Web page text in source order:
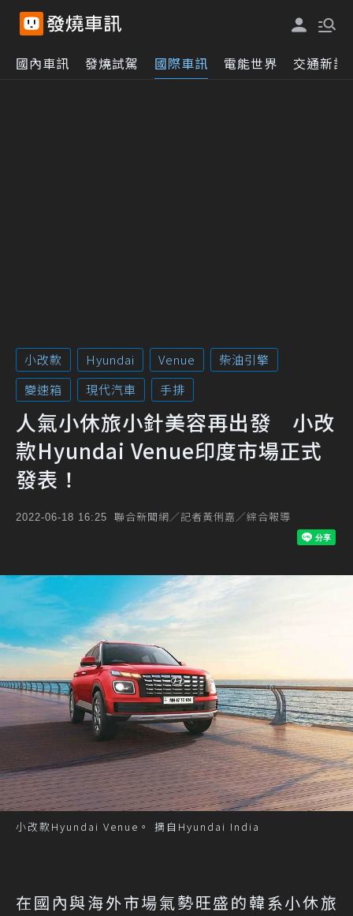
國內車訊 發燒試駕 國際車訊 電能世界 交通新訊
小改款 Hyundai Venue
柴油引擎
變速箱
現代汽車 手排
人氣小休旅小針美容再出發 小改
款Hyundai Venue印度市場正式
發表！
2022-06-18 16:25 聯合新聞網／記者黃俐嘉／綜合報導
小改款Hyundai Venue。 摘自Hyundai India
在國內與海外市場氣勢旺盛的韓系小休旅